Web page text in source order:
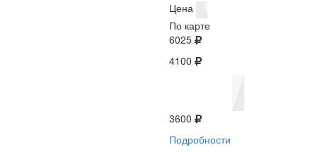
Цена
По карте
6025
4100
3600
Подробности